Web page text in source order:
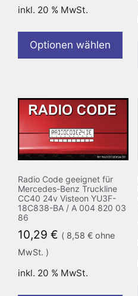
inkl. 20 % MwSt.
Optionen wählen
Radio Code geeignet für
Mercedes-Benz Truckline
CC40 24v Visteon YU3F-
18C838-BA / A 004 820 03
86
10,29 € ( 8,58 € ohne
MwSt. )
inkl. 20 % MwSt.